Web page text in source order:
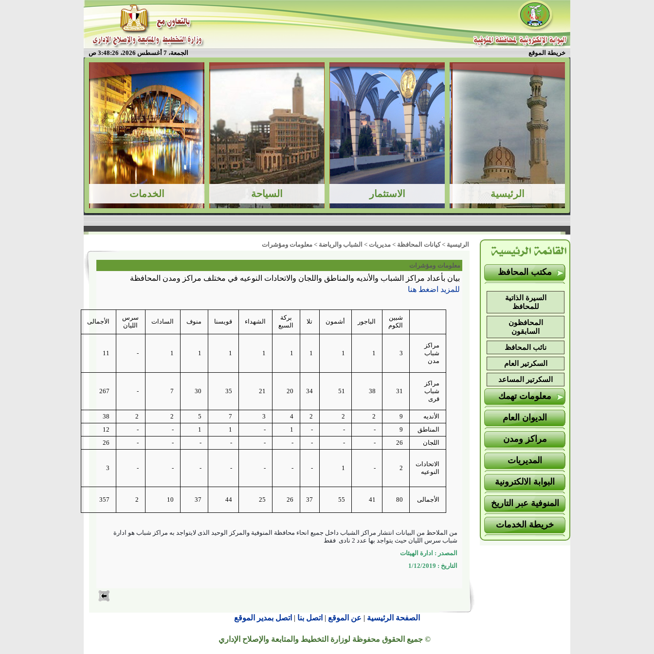
خريطة الموقع الجمعة، 7 أغسطس 2026، 3:48:26 ص
مكتب المحافظ
السيرة الذاتية
للمحافظ
المحافظون
السابقون
نائب المحافظ
السكرتير العام
السكرتير المساعد
معلومات تهمك
الديوان العام
مراكز ومدن
المديريات
البوابة الالكترونية
المنوفية عبر التاريخ
خريطة الخدمات
الرئيسية >كيانات المحافظة > مديريات > الشباب والرياضة > معلومات ومؤشرات
معلومات ومؤشرات
بيان بأعداد مراكز الشباب والأنديه والمناطق واللجان والاتحادات النوعيه في مختلف مراكز ومدن المحافظة
للمزيد اضغط هنا
شبين
الكوم
الباجور أشمون تلا
بركة
السبع
الشهداء قويسنا منوف السادات
سرس
الليان
الأجمالى
مراكز
شباب
مدن
3
1
1
1
1
1
1
1
1
-
11
مراكز
شباب
قرى
31
38
51
34
20
21
35
30
7
-
267
الأنديه 9
2
2
2
4
3
7
5
2
2
38
المناطق
9
-
-
-
1
-
1
1
-
-
12
اللجان
26
-
-
-
-
-
-
-
-
-
26
الاتحادات
النوعيه
2
-
1
-
-
-
-
-
-
-
3
الأجمالى 80
41
55
37
26
25
44
37
10
2
357
من الملاحظ من البيانات انتشار مراكز الشباب داخل جميع انحاء محافظة المنوفية والمركز الوحيد الذى لايتواجد به مراكز شباب هو ادارة
شباب سرس الليان حيث يتواجد بها عدد 2 نادى
فقط
المصدر : ادارة الهيئات
التاريخ : 1/12/2019
الصفحة الرئيسية | عن الموقع | اتصل بنا | اتصل بمدير الموقع
© جميع الحقوق محفوظة لوزارة التخطيط والمتابعة والإصلاح الإداري